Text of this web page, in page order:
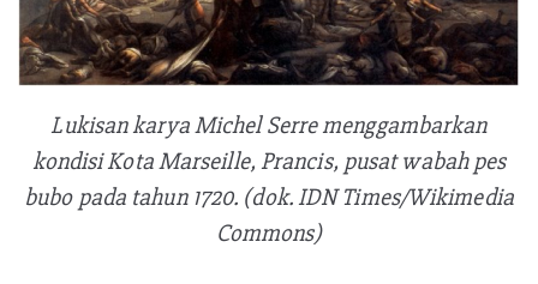
Lukisan karya Michel Serre menggambarkan
kondisi Kota Marseille, Prancis, pusat wabah pes
bubo pada tahun 1720. (dok. IDN Times/Wikimedia
Commons)